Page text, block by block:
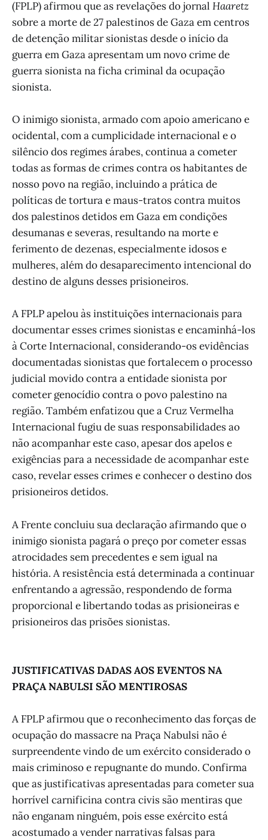
(FPLP) afirmou que as revelações do jornal Haaretz
sobre a morte de 27 palestinos de Gaza em centros
de detenção militar sionistas desde o início da
guerra em Gaza apresentam um novo crime de
guerra sionista na ficha criminal da ocupação
sionista.
O inimigo sionista, armado com apoio americano e
ocidental, com a cumplicidade internacional e o
silêncio dos regimes árabes, continua a cometer
todas as formas de crimes contra os habitantes de
nosso povo na região, incluindo a prática de
políticas de tortura e maus-tratos contra muitos
dos palestinos detidos em Gaza em condições
desumanas e severas, resultando na morte e
ferimento de dezenas, especialmente idosos e
mulheres, além do desaparecimento intencional do
destino de alguns desses prisioneiros.
A FPLP apelou às instituições internacionais para
documentar esses crimes sionistas e encaminhá-los
à Corte Internacional, considerando-os evidências
documentadas sionistas que fortalecem o processo
judicial movido contra a entidade sionista por
cometer genocídio contra o povo palestino na
região. Também enfatizou que a Cruz Vermelha
Internacional fugiu de suas responsabilidades ao
não acompanhar este caso, apesar dos apelos e
exigências para a necessidade de acompanhar este
caso, revelar esses crimes e conhecer o destino dos
prisioneiros detidos.
A Frente concluiu sua declaração afirmando que o
inimigo sionista pagará o preço por cometer essas
atrocidades sem precedentes e sem igual na
história. A resistência está determinada a continuar
enfrentando a agressão, respondendo de forma
proporcional e libertando todas as prisioneiras e
prisioneiros das prisões sionistas.
JUSTIFICATIVAS DADAS AOS EVENTOS NA
PRAÇA NABULSI SÃO MENTIROSAS
A FPLP afirmou que o reconhecimento das forças de
ocupação do massacre na Praça Nabulsi não é
surpreendente vindo de um exército considerado o
mais criminoso e repugnante do mundo. Confirma
que as justificativas apresentadas para cometer sua
horrível carnificina contra civis são mentiras que
não enganam ninguém, pois esse exército está
acostumado a vender narrativas falsas para